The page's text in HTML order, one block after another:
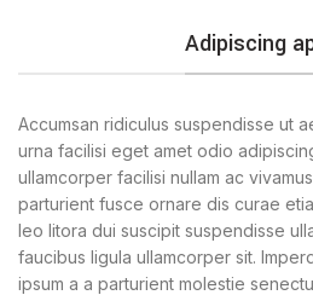
Adipiscing
Accumsan ridiculus suspendisse ut
urna facilisi eget amet odio
ullamcorper facilisi nullam ac
parturient fusce ornare dis curae
leo litora dui suscipit suspendisse
faucibus ligula ullamcorper sit.
ipsum a a parturient molestie